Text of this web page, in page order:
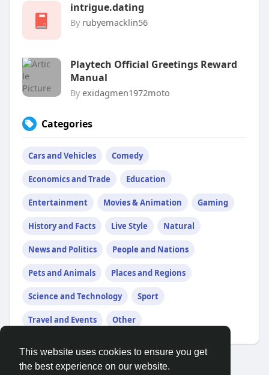
This website uses cookies to ensure you get
the best experience on our website.
intrigue.dating
By rubyemacklin56
Playtech Official Greetings Reward
Manual
By exidagmen1972moto
Categories
Cars and Vehicles Comedy
Economics and Trade Education
Entertainment Movies & Animation Gaming
History and Facts Live Style Natural
News and Politics People and Nations
Pets and Animals Places and Regions
Science and Technology Sport
Travel and Events Other
© 2026 Athletes Talk